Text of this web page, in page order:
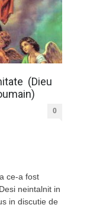
(Dieu
0
ce-a fost
neintalnit in
in discutie de